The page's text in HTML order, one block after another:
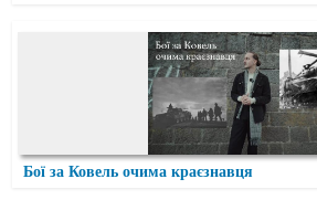
Бої за Ковель очима краєзнавця